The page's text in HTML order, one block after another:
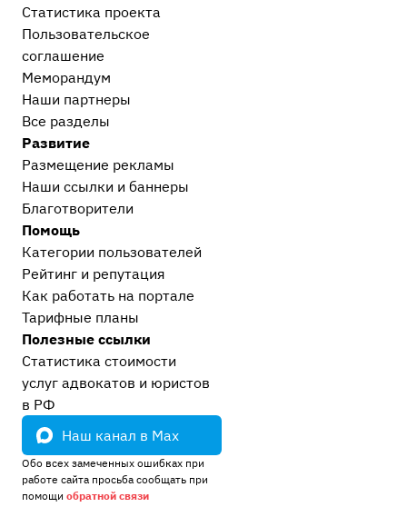
Статистика проекта
Пользовательское
соглашение
Меморандум
Наши партнеры
Все разделы
Развитие
Размещение рекламы
Наши ссылки и баннеры
Благотворители
Помощь
Категории пользователей
Рейтинг и репутация
Как работать на портале
Тарифные планы
Полезные ссылки
Статистика стоимости
услуг адвокатов и юристов
в РФ
Наш канал в Max
Обо всех замеченных ошибках при
работе сайта просьба сообщать при
помощи обратной связи